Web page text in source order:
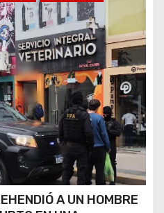
A UN HOMBRE